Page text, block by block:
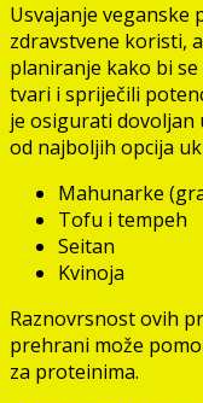
Usvajanje
zdravstvene koristi,
planiranje kako bi
tvari i spriječili
je osigurati dovoljan
od najboljih opcija
Mahunarke
Tofu i tempeh
Seitan
Kvinoja
Raznovrsnost ovih
prehrani može
za proteinima.